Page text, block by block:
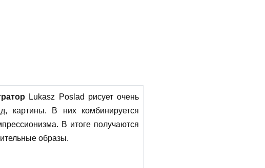
Lukasz Poslad рисует очень
картины. В них комбинируется
В итоге получаются
образы.